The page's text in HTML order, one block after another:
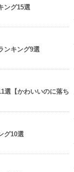
ング15選
ンキング9選
選【かわいいのに落ち
グ10選